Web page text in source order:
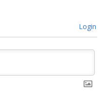
Login